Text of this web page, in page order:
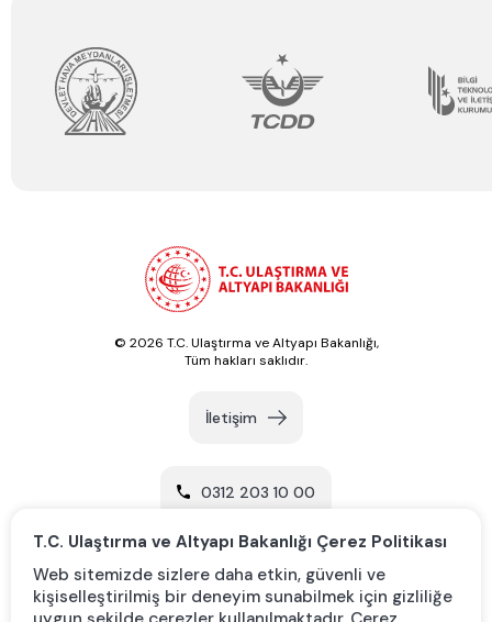
Yol Tarifi Al
0312 203 10 00
İletişim
© 2026 T.C. Ulaştırma ve Altyapı Bakanlığı,
Tüm hakları saklıdır.
T.C. Ulaştırma ve Altyapı Bakanlığı Çerez Politikası
Web sitemizde sizlere daha etkin, güvenli ve
kişiselleştirilmiş bir deneyim sunabilmek için gizliliğe